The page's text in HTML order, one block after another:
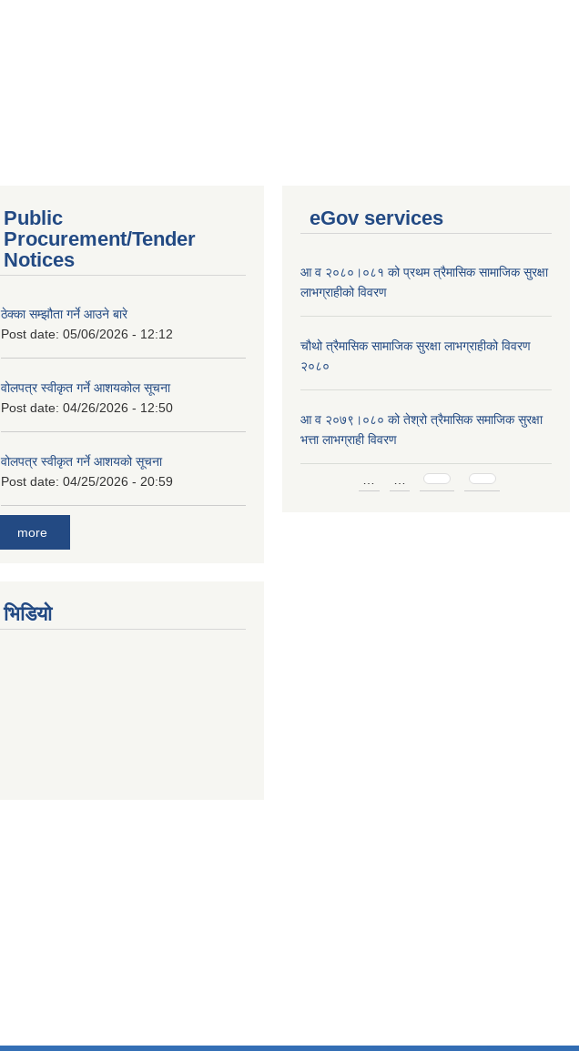
Public
Procurement/Tender
Notices
ठेक्का सम्झौता गर्ने आउने बारे
Post date: 05/06/2026 - 12:12
वोलपत्र स्वीकृत गर्ने आशयकोल सूचना
Post date: 04/26/2026 - 12:50
वोलपत्र स्वीकृत गर्ने आशयको सूचना
Post date: 04/25/2026 - 20:59
more
eGov services
आ व २०८०।०८१ को प्रथम त्रैमासिक सामाजिक सुरक्षा
लाभग्राहीको विवरण
चौथो त्रैमासिक सामाजिक सुरक्षा लाभग्राहीको विवरण
२०८०
आ व २०७९।०८० को तेश्रो त्रैमासिक समाजिक सुरक्षा
भत्ता लाभग्राही विवरण
Pages
भिडियो